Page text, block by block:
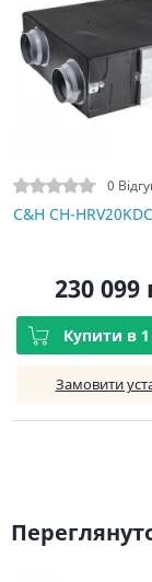
0
C&H CH-
230 099
Купити в 1
Замовити